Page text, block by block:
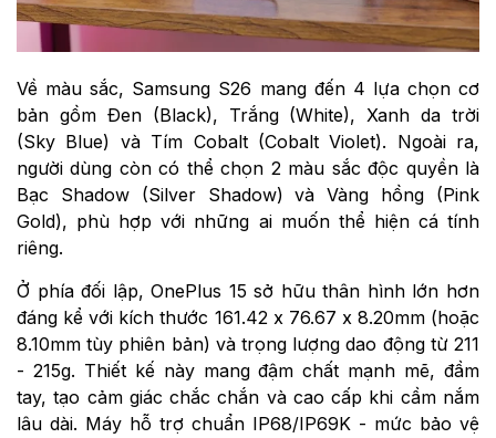
Về màu sắc, Samsung S26 mang đến 4 lựa chọn cơ
bản gồm Đen (Black), Trắng (White), Xanh da trời
(Sky Blue) và Tím Cobalt (Cobalt Violet). Ngoài ra,
người dùng còn có thể chọn 2 màu sắc độc quyền là
Bạc Shadow (Silver Shadow) và Vàng hồng (Pink
Gold), phù hợp với những ai muốn thể hiện cá tính
riêng.⁠
Ở phía đối lập, OnePlus 15 sở hữu thân hình lớn hơn
đáng kể với kích thước 161.42 x 76.67 x 8.20mm (hoặc
8.10mm tùy phiên bản) và trọng lượng dao động từ 211
- 215g. Thiết kế này mang đậm chất mạnh mẽ, đầm
tay, tạo cảm giác chắc chắn và cao cấp khi cầm nắm
lâu dài. Máy hỗ trợ chuẩn IP68/IP69K - mức bảo vệ